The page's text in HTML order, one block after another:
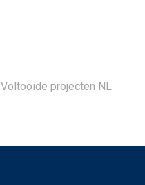
Voltooide projecten NL